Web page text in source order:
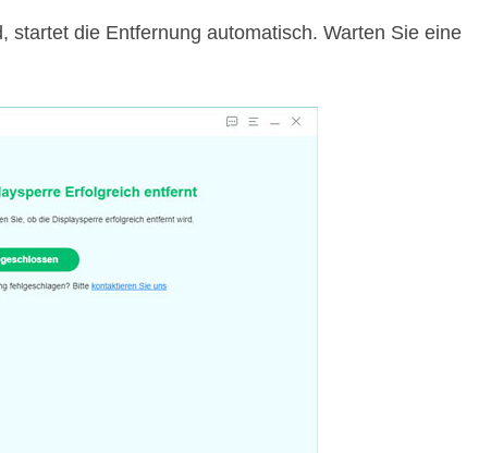
startet die Entfernung automatisch. Warten Sie eine